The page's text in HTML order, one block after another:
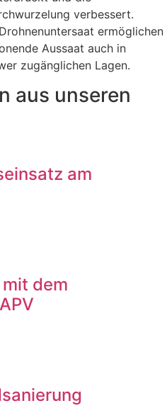
verbessert.
ermöglichen
Aussaat auch in
zugänglichen Lagen.
aus unseren
am
dem